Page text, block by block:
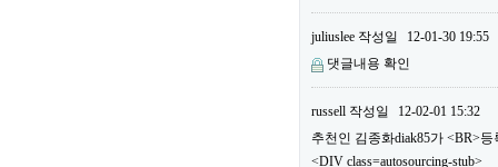
juliuslee 작성일
12-01-30 19:55
댓글내용 확인
russell 작성일
12-02-01 15:32
추천인 김종화diak85가 <BR>
<DIV class=autosourcing-stub>